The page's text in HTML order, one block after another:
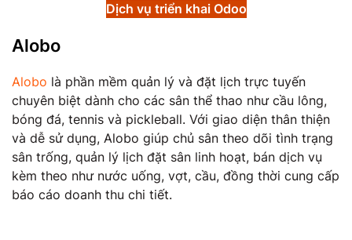
Dịch vụ triển khai Odoo
Alobo
​Alobo là phần mềm quản lý và đặt lịch trực tuyến
chuyên biệt dành cho các sân thể thao như cầu lông,
bóng đá, tennis và pickleball. Với giao diện thân thiện
và dễ sử dụng, Alobo giúp chủ sân theo dõi tình trạng
sân trống, quản lý lịch đặt sân linh hoạt, bán dịch vụ
kèm theo như nước uống, vợt, cầu, đồng thời cung cấp
báo cáo doanh thu chi tiết.